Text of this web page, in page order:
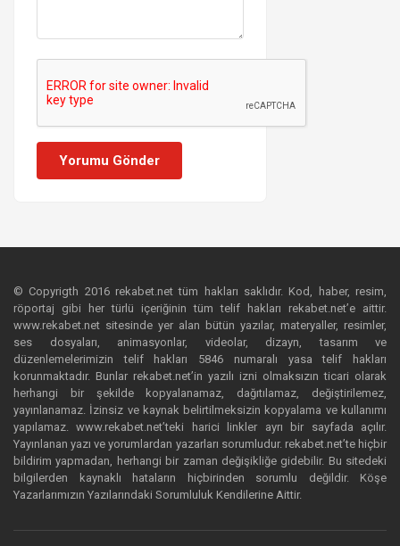
Yorumu Gönder
© Copyrigth 2016 rekabet.net tüm hakları saklıdır. Kod, haber, resim,
röportaj gibi her türlü içeriğinin tüm telif hakları rekabet.net’e aittir.
www.rekabet.net sitesinde yer alan bütün yazılar, materyaller, resimler,
ses dosyaları, animasyonlar, videolar, dizayn, tasarım ve
düzenlemelerimizin telif hakları 5846 numaralı yasa telif hakları
korunmaktadır. Bunlar rekabet.net’in yazılı izni olmaksızın ticari olarak
herhangi bir şekilde kopyalanamaz, dağıtılamaz, değiştirilemez,
yayınlanamaz. İzinsiz ve kaynak belirtilmeksizin kopyalama ve kullanımı
yapılamaz. www.rekabet.net’teki harici linkler ayrı bir sayfada açılır.
Yayınlanan yazı ve yorumlardan yazarları sorumludur. rekabet.net’te hiçbir
bildirim yapmadan, herhangi bir zaman değişikliğe gidebilir. Bu sitedeki
bilgilerden kaynaklı hataların hiçbirinden sorumlu değildir. Köşe
Yazarlarımızın Yazılarındaki Sorumluluk Kendilerine Aittir.